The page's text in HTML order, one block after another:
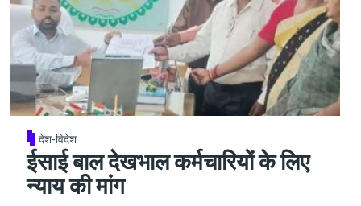
देश-विदेश
ईसाई बाल देखभाल कर्मचारियों के लिए
न्याय की मांग